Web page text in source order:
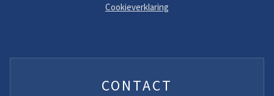
Cookieverklaring
CONTACT